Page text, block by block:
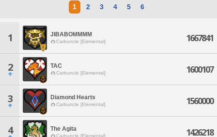
1 2 3 4 5 6
1 JIBABOMMMM
Carbuncle [Elemental] 1667841
2 TAC
Carbuncle [Elemental] 1600107
3 Diamond Hearts
Carbuncle [Elemental] 1560000
4 The Agita
Carbuncle [Elemental] 1426218